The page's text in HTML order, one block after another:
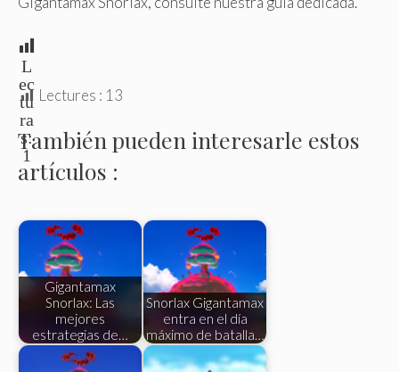
L
ec
tu
ra
s:
1
Lectures : 13
También pueden interesarle estos
artículos :
Gigantamax
Snorlax: Las
mejores
estrategias de…
Snorlax Gigantamax
entra en el día
máximo de batalla…